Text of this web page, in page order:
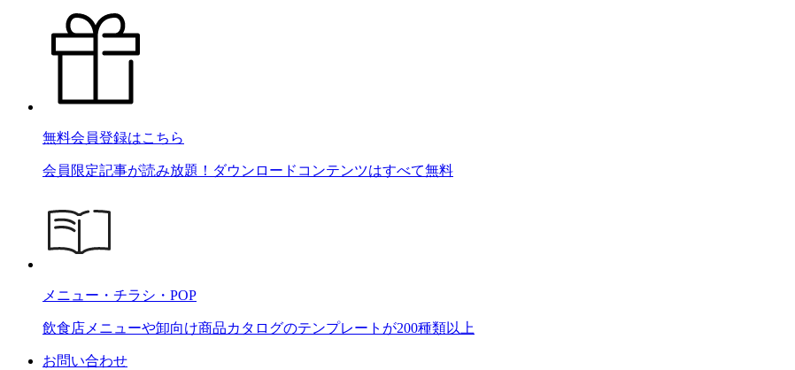
無料会員登録はこちら
会員限定記事が読み放題！ダウンロードコンテンツはすべて無料
メニュー・チラシ・POP
飲食店メニューや卸向け商品カタログのテンプレートが200種類以上
お問い合わせ